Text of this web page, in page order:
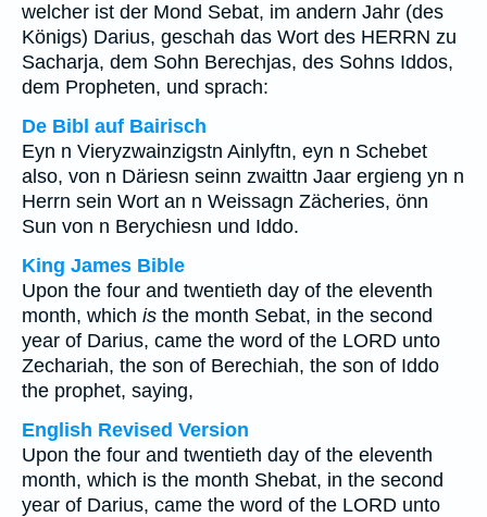
welcher ist der Mond Sebat, im andern Jahr (des
Königs) Darius, geschah das Wort des HERRN zu
Sacharja, dem Sohn Berechjas, des Sohns Iddos,
dem Propheten, und sprach:
De Bibl auf Bairisch
Eyn n Vieryzwainzigstn Ainlyftn, eyn n Schebet
also, von n Däriesn seinn zwaittn Jaar ergieng yn n
Herrn sein Wort an n Weissagn Zächeries, önn
Sun von n Berychiesn und Iddo.
King James Bible
Upon the four and twentieth day of the eleventh
month, which is the month Sebat, in the second
year of Darius, came the word of the LORD unto
Zechariah, the son of Berechiah, the son of Iddo
the prophet, saying,
English Revised Version
Upon the four and twentieth day of the eleventh
month, which is the month Shebat, in the second
year of Darius, came the word of the LORD unto